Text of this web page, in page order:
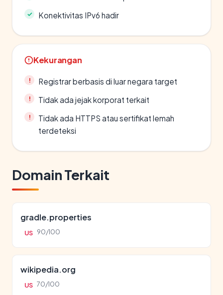
Konektivitas IPv6 hadir
Kekurangan
Registrar berbasis di luar negara target
Tidak ada jejak korporat terkait
Tidak ada HTTPS atau sertifikat lemah
terdeteksi
Domain Terkait
gradle.properties
US 90/100
wikipedia.org
US 70/100